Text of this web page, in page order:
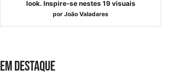
look. Inspire-se nestes 19 visuais
por João Valadares
EM DESTAQUE